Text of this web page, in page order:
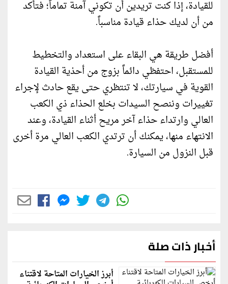
للقيادة، إذا كنت تريدين أن تكوني آمنة تماماً؛ فتأكد
من أن لديك حذاء قيادة مناسباً.
أفضل طريقة هي البقاء على استعداد والتخطيط
للمستقبل، احتفظي دائماً بزوج من أحذية القيادة
القوية في سيارتك، لا تنتظري حتى يقع حادث لإجراء
تغييرات وننصح السيدات بخلع الحذاء ذي الكعب
العالي وارتداء حذاء آخر مريح أثناء القيادة، وعند
الانتهاء منها، يمكنك أن ترتدي الكعب العالي مرة أخرى
قبل النزول من السيارة.
أخبار ذات صلة
أبرز الخيارات المتاحة لاقتناء